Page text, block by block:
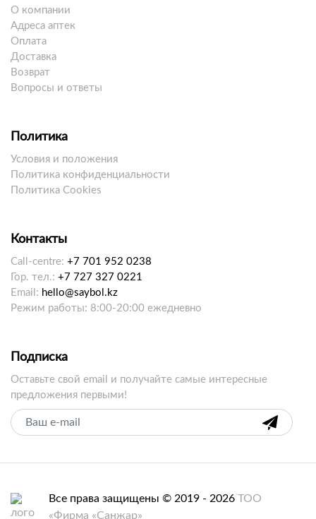
О компании
Адреса аптек
Оплата
Доставка
Возврат
Вопросы и ответы
Политика
Условия и положения
Политика конфиденциальности
Политика Cookies
Контакты
Call-centre: +7 701 952 0238
Гор. тел.: +7 727 327 0221
Email: hello@saybol.kz
Режим работы: 8:00-20:00 ежедневно
Подписка
Оставьте свой email и получайте самые интересные
предложения первыми!
Все права защищены © 2019 - 2026 ТОО
«Фирма «Санжар»